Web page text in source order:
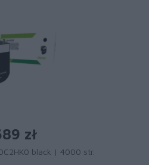
zł
black | 4000 str.